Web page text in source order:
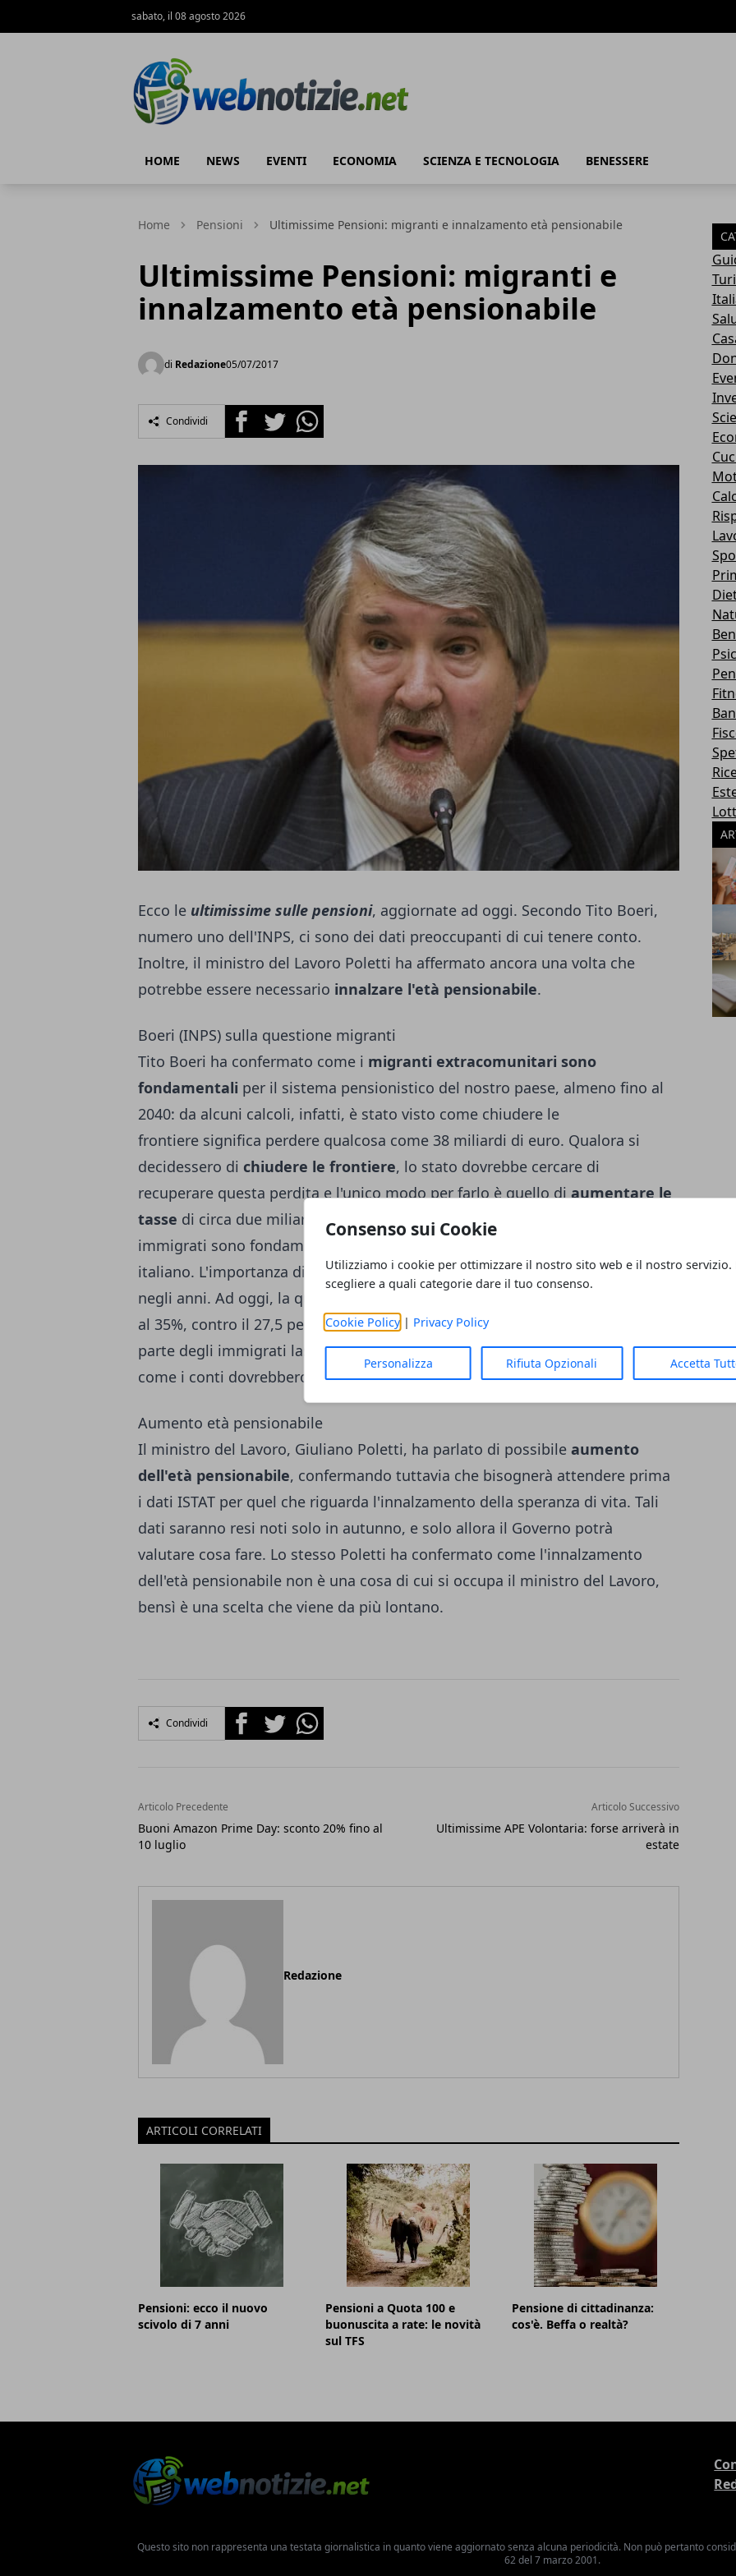
Consenso sui Cookie
Utilizziamo i cookie per ottimizzare il nostro sito web e il nostro servizio.
scegliere a quali categorie dare il tuo consenso.
Cookie Policy| Privacy Policy
Personalizza Rifiuta Opzionali Accetta
sabato, il 08 agosto 2026
HOME NEWS EVENTI ECONOMIA SCIENZA E TECNOLOGIA BENESSERE
Home Pensioni Ultimissime Pensioni: migranti e innalzamento età pensionabile
Ultimissime Pensioni: migranti e
innalzamento età pensionabile
di Redazione05/07/2017
Condividi FacebookTwitterWhatsapp
Ecco le ultimissime sulle pensioni, aggiornate ad oggi. Secondo Tito Boeri,
numero uno dell'INPS, ci sono dei dati preoccupanti di cui tenere conto.
Inoltre, il ministro del Lavoro Poletti ha affermato ancora una volta che
potrebbe essere necessario innalzare l'età pensionabile.
Boeri (INPS) sulla questione migranti
Tito Boeri ha confermato come i migranti extracomunitari sono
fondamentali per il sistema pensionistico del nostro paese, almeno fino al
2040: da alcuni calcoli, infatti, è stato visto come chiudere le
frontiere significa perdere qualcosa come 38 miliardi di euro. Qualora si
decidessero di chiudere le frontiere, lo stato dovrebbe cercare di
recuperare questa perdita e l'unico modo per farlo è quello diaumentare le
tasse di circa due miliardi di euro ogni anno. Secondo Boeri, oggi gli
immigrati sono fondamentali per il finanziamento del sistema pensionistico
italiano. L'importanza di questo gruppo di persone è destinato a crescere
negli anni. Ad oggi, la quota di under 25 stranieri che versa contributi è pari
al 35%, contro il 27,5 per cento del 1996. Se poi si considera che la maggior
parte degli immigrati lascerà l'Italia prima dell'arrivo della pensione, ecco
come i conti dovrebbero essere in positivo per l'INPS.
Aumento età pensionabile
Il ministro del Lavoro, Giuliano Poletti, ha parlato di possibile aumento
dell'età pensionabile, confermando tuttavia che bisognerà attendere prima
i dati ISTAT per quel che riguarda l'innalzamento della speranza di vita. Tali
dati saranno resi noti solo in autunno, e solo allora il Governo potrà
valutare cosa fare. Lo stesso Poletti ha confermato come l'innalzamento
dell'età pensionabile non è una cosa di cui si occupa il ministro del Lavoro,
bensì è una scelta che viene da più lontano.
Condividi FacebookTwitterWhatsapp
Articolo Precedente
Buoni Amazon Prime Day: sconto 20% fino al
10 luglio
Articolo Successivo
Ultimissime APE Volontaria: forse arriverà in
estate
Redazione
ARTICOLI CORRELATI
Pensioni: ecco il nuovo
scivolo di 7 anni
Pensioni a Quota 100 e
buonuscita a rate: le novità
sul TFS
Pensione di cittadinanza:
cos'è. Beffa o realtà?
Questo sito non rappresenta una testata giornalistica in quanto viene aggiornato senza alcuna periodicità. Non può pertanto
62 del 7 marzo 2001.